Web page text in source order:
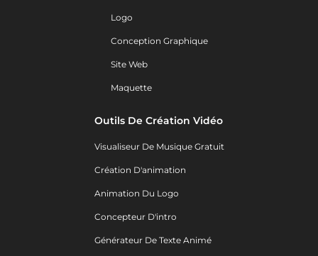
Logo
Conception Graphique
Site Web
Maquette
Outils De Création Vidéo
Visualiseur De Musique Gratuit
Création D'animation
Animation Du Logo
Concepteur D'intro
Générateur De Texte Animé